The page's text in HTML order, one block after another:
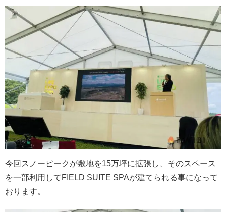
今回スノーピークが敷地を15万坪に拡張し、そのスペース
を一部利用してFIELD SUITE SPAが建てられる事になって
おります。